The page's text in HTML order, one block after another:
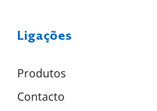
Ligações
Produtos
Contacto